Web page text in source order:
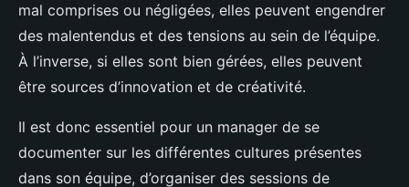
mal comprises ou négligées, elles peuvent engendrer
des malentendus et des tensions au sein de l’équipe.
À l’inverse, si elles sont bien gérées, elles peuvent
être sources d’innovation et de créativité.
Il est donc essentiel pour un manager de se
documenter sur les différentes cultures présentes
dans son équipe, d’organiser des sessions de